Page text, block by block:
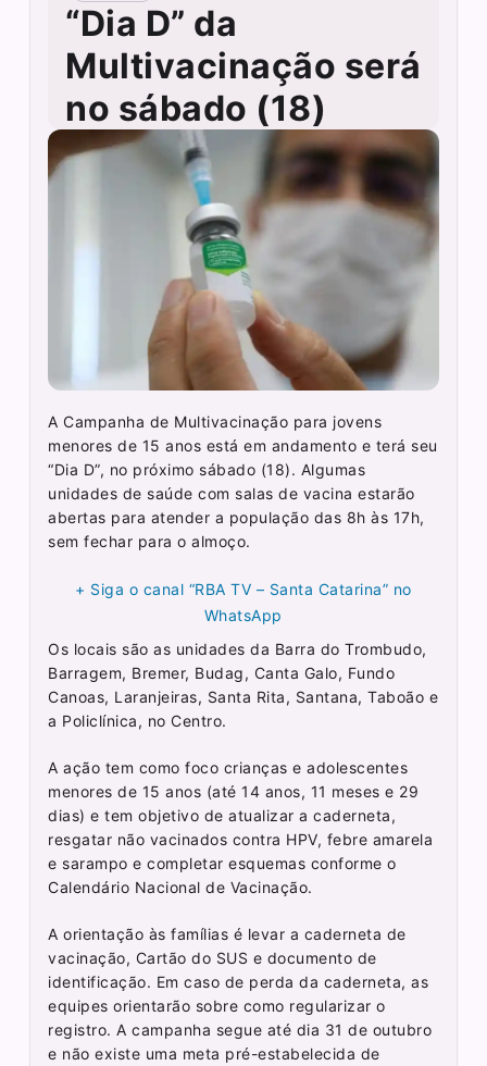
“Dia D” da
Multivacinação será
no sábado (18)
A Campanha de Multivacinação para jovens
menores de 15 anos está em andamento e terá seu
“Dia D”, no próximo sábado (18). Algumas
unidades de saúde com salas de vacina estarão
abertas para atender a população das 8h às 17h,
sem fechar para o almoço.
+ Siga o canal “RBA TV – Santa Catarina” no
WhatsApp
Os locais são as unidades da Barra do Trombudo,
Barragem, Bremer, Budag, Canta Galo, Fundo
Canoas, Laranjeiras, Santa Rita, Santana, Taboão e
a Policlínica, no Centro.
A ação tem como foco crianças e adolescentes
menores de 15 anos (até 14 anos, 11 meses e 29
dias) e tem objetivo de atualizar a caderneta,
resgatar não vacinados contra HPV, febre amarela
e sarampo e completar esquemas conforme o
Calendário Nacional de Vacinação.
A orientação às famílias é levar a caderneta de
vacinação, Cartão do SUS e documento de
identificação. Em caso de perda da caderneta, as
equipes orientarão sobre como regularizar o
registro. A campanha segue até dia 31 de outubro
e não existe uma meta pré-estabelecida de